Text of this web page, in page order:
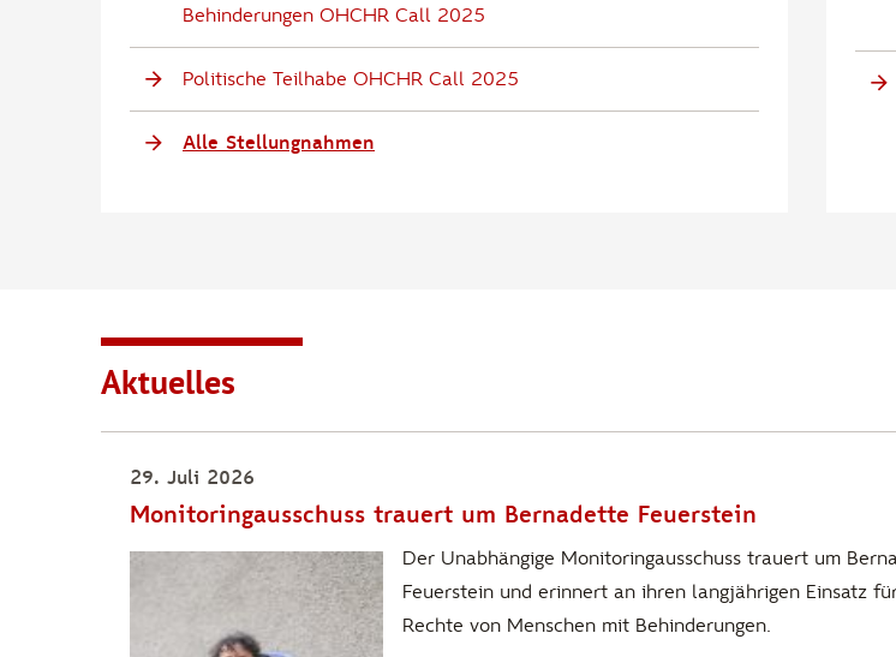
Behinderungen OHCHR Call 2025
Politische Teilhabe OHCHR Call 2025
Alle Stellungnahmen
Aktuelles
29. Juli 2026
Monitoringausschuss trauert um Bernadette Feuerstein
Der Unabhängige Monitoringausschuss trauert um
Feuerstein und erinnert an ihren langjährigen Einsatz
Rechte von Menschen mit Behinderungen.